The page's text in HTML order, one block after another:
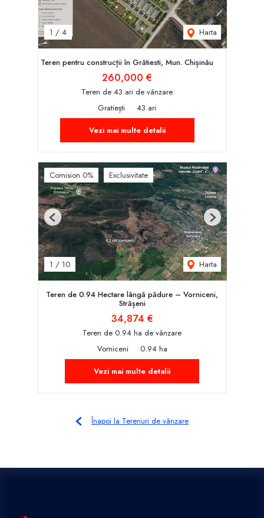
1 / 4 Harta
Teren pentru construcții în Grătiesti, Mun. Chișinău
260,000 €
Teren de 43 ari de vânzare
Gratiești
43 ari
Vezi mai multe detalii
Comision 0% Exclusivitate
1 / 10 Harta
Previous Next
Teren de 0.94 Hectare lângă pădure – Vorniceni,
Strășeni
34,874 €
Teren de 0.94 ha de vânzare
Vorniceni
0.94 ha
Vezi mai multe detalii
Înapoi la Terenuri de vânzare